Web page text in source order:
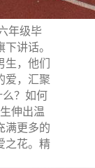
年级毕
讲话。
生，他们
爱，汇聚
么？如何
伸出温
满更多的
之花。精